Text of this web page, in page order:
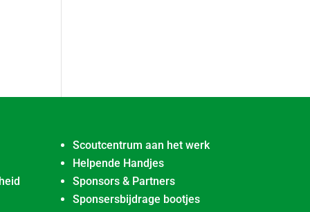
Scoutcentrum aan het werk
Helpende Handjes
Sponsors & Partners
Sponsersbijdrage bootjes